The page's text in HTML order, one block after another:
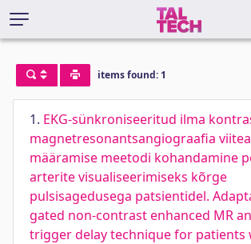
items found: 1
1. EKG-sünkroniseeritud ilma
magnetresonantsangiograafia
määramise meetodi kohandamine
arterite visualiseerimiseks kõrge
pulsisagedusega patsientidel.
gated non-contrast enhanced MR
trigger delay technique for patients